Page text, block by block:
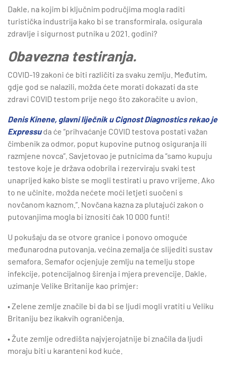
Dakle, na kojim bi ključnim područjima mogla raditi
turistička industrija kako bi se transformirala, osigurala
zdravlje i sigurnost putnika u 2021. godini?
Obavezna testiranja.
COVID-19 zakoni će biti različiti za svaku zemlju. Međutim,
gdje god se nalazili, možda ćete morati dokazati da ste
zdravi COVID testom prije nego što zakoračite u avion.
Denis Kinene, glavni liječnik u Cignost Diagnostics rekao je
Expressuda će “prihvaćanje COVID testova postati važan
čimbenik za odmor, poput kupovine putnog osiguranja ili
razmjene novca”. Savjetovao je putnicima da “samo kupuju
testove koje je država odobrila i rezerviraju svaki test
unaprijed kako biste se mogli testirati u pravo vrijeme. Ako
to ne učinite, možda nećete moći letjeti suočeni s
novčanom kaznom.”. Novčana kazna za plutajući zakon o
putovanjima mogla bi iznositi čak 10 000 funti!
U pokušaju da se otvore granice i ponovo omoguće
međunarodna putovanja, većina zemalja će slijediti sustav
semafora. Semafor ocjenjuje zemlju na temelju stope
infekcije, potencijalnog širenja i mjera prevencije. Dakle,
uzimanje Velike Britanije kao primjer:
• Zelene zemlje značile bi da bi se ljudi mogli vratiti u Veliku
Britaniju bez ikakvih ograničenja.
• Žute zemlje odredišta najvjerojatnije bi značila da ljudi
moraju biti u karanteni kod kuće.